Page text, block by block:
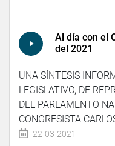
Al día con el
del 2021
UNA SÍNTESIS
LEGISLATIVO, DE
DEL PARLAMENTO
CONGRESISTA
22-03-2021